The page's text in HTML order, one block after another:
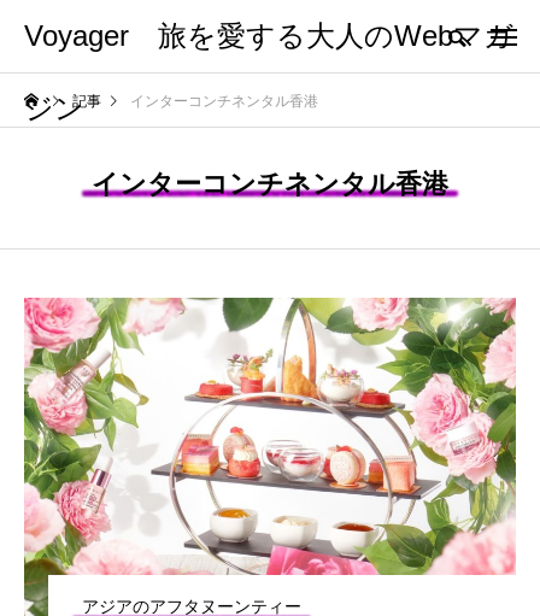
Voyager 旅を愛する大人のWebマガ
ジン記事 インターコンチネンタル香港
インターコンチネンタル香港
アジアのアフタヌーンティー